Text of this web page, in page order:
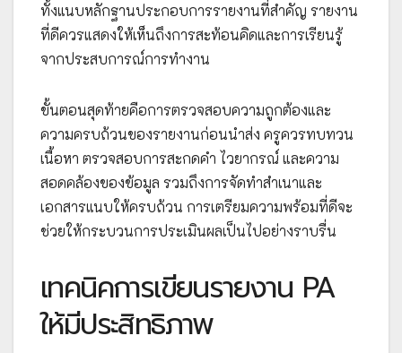
ทั้งแนบหลักฐานประกอบการรายงานที่สำคัญ รายงาน
ที่ดีควรแสดงให้เห็นถึงการสะท้อนคิดและการเรียนรู้
จากประสบการณ์การทำงาน
ขั้นตอนสุดท้ายคือการตรวจสอบความถูกต้องและ
ความครบถ้วนของรายงานก่อนนำส่ง ครูควรทบทวน
เนื้อหา ตรวจสอบการสะกดคำ ไวยากรณ์ และความ
สอดคล้องของข้อมูล รวมถึงการจัดทำสำเนาและ
เอกสารแนบให้ครบถ้วน การเตรียมความพร้อมที่ดีจะ
ช่วยให้กระบวนการประเมินผลเป็นไปอย่างราบรื่น
เทคนิคการเขียนรายงาน PA
ให้มีประสิทธิภาพ